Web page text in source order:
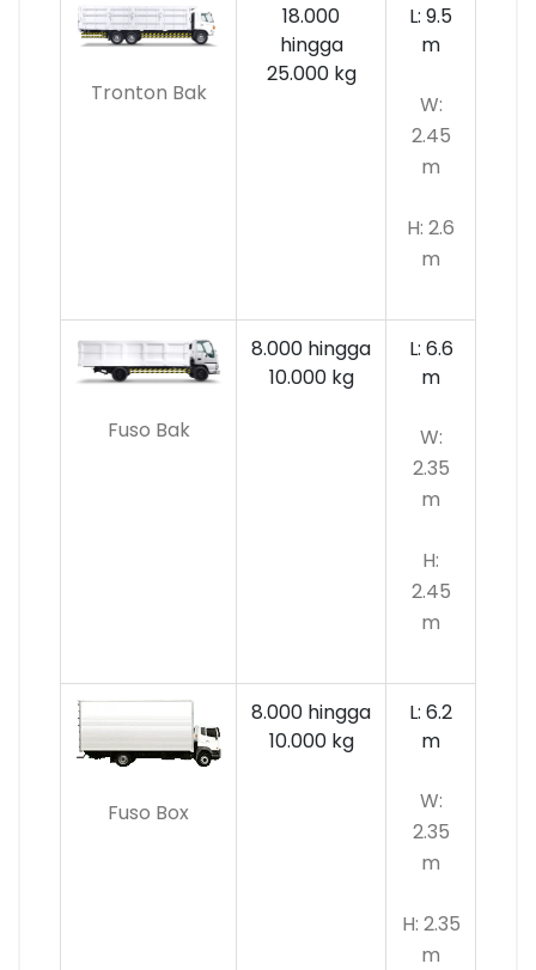
Tronton Bak
18.000
hingga
25.000 kg
L: 9.5
m
W:
2.45
m
H: 2.6
m
Fuso Bak
8.000 hingga
10.000kg
L: 6.6
m
W:
2.35
m
H:
2.45
m
Fuso Box
8.000 hingga
10.000 kg
L: 6.2
m
W:
2.35
m
H: 2.35
m